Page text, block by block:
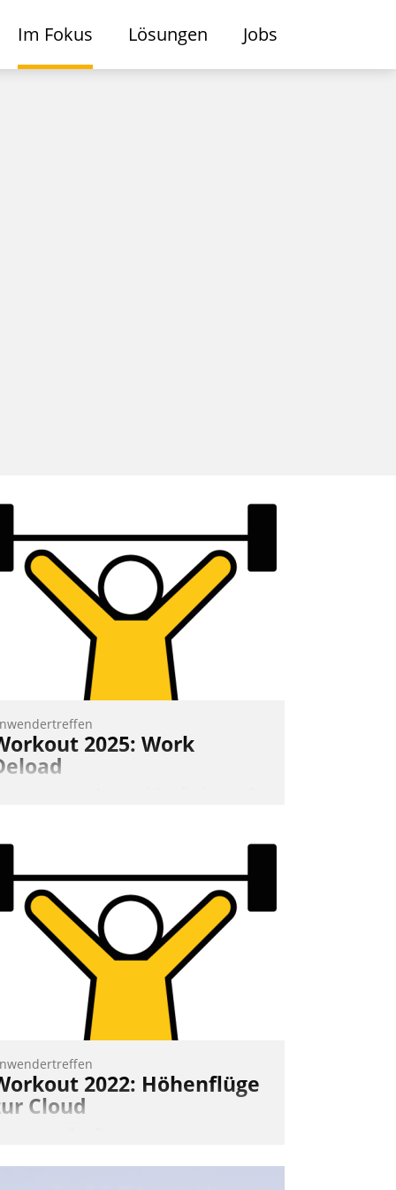
Im Fokus Lösungen Jobs
2025: Work
meistern und Workloads wuppen – bei
zunehmend anspruchsvollen Aufgaben
und abnehmendem Nachwuchs?
Nadja Hußmann
2022: Höhenflüge
Cloud